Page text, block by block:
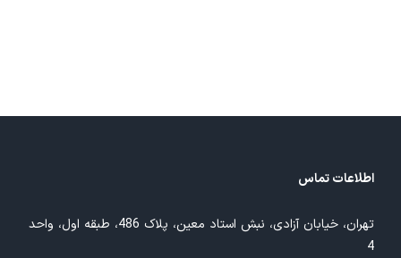
اطلاعات تماس
تهران، خیابان آزادی، نبش استاد معین، پلاک 486، طبقه اول، واحد
4